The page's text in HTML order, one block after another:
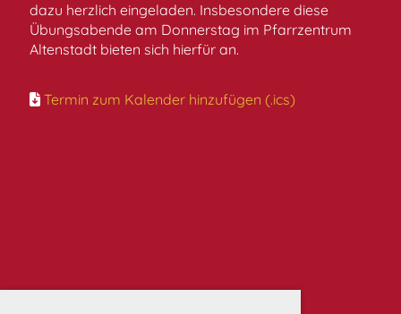
dazu herzlich eingeladen. Insbesondere diese
Übungsabende am Donnerstag im Pfarrzentrum
Altenstadt bieten sich hierfür an.
Termin zum Kalender hinzufügen (.ics)